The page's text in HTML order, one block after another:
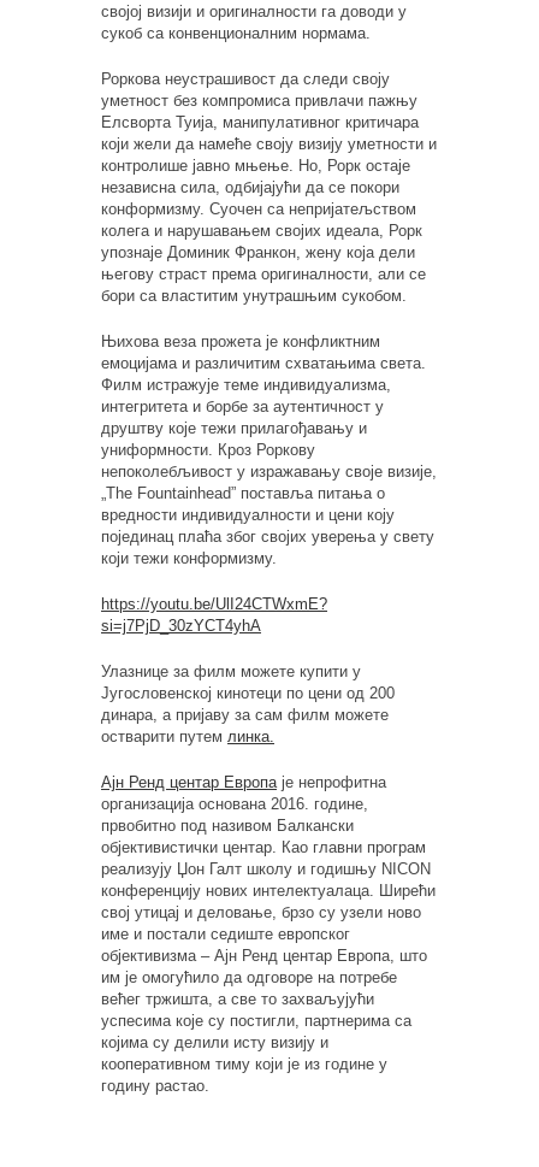
својој визији и оригиналности га доводи у
сукоб са конвенционалним нормама.
Роркова неустрашивост да следи своју
уметност без компромиса привлачи пажњу
Елсворта Туија, манипулативног критичара
који жели да намеће своју визију уметности и
контролише јавно мњење. Но, Рорк остаје
независна сила, одбијајући да се покори
конформизму. Суочен са непријатељством
колега и нарушавањем својих идеала, Рорк
упознаје Доминик Франкон, жену која дели
његову страст према оригиналности, али се
бори са властитим унутрашњим сукобом.
Њихова веза прожета је конфликтним
емоцијама и различитим схватањима света.
Филм истражује теме индивидуализма,
интегритета и борбе за аутентичност у
друштву које тежи прилагођавању и
униформности. Кроз Роркову
непоколебљивост у изражавању своје визије,
„The Fountainhead” поставља питања о
вредности индивидуалности и цени коју
појединац плаћа због својих уверења у свету
који тежи конформизму.
https://youtu.be/UlI24CTWxmE?
si=j7PjD_30zYCT4yhA
Улазнице за филм можете купити у
Југословенској кинотеци по цени од 200
динара, а пријаву за сам филм можете
остварити путем линка.
Ајн Ренд центар Европаје непрофитна
организација основана 2016. године,
првобитно под називом Балкански
објективистички центар. Као главни програм
реализују Џон Галт школу и годишњу NICON
конференцију нових интелектуалаца. Ширећи
свој утицај и деловање, брзо су узели ново
име и постали седиште европског
објективизма – Ајн Ренд центар Европа, што
им је омогућило да одговоре на потребе
већег тржишта, а све то захваљујући
успесима које су постигли, партнерима са
којима су делили исту визију и
кооперативном тиму који је из године у
годину растао.